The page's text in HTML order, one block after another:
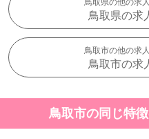
鳥取県の他の求
鳥取県の求
鳥取市の他の求
鳥取市の求
鳥取市の同じ特